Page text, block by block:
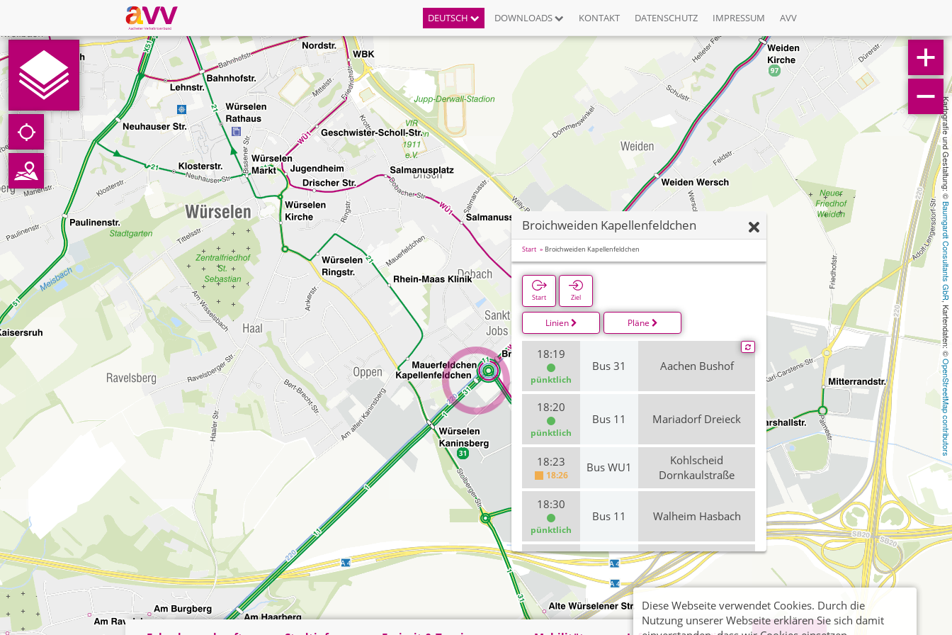
DEUTSCH DOWNLOADS KONTAKT DATENSCHUTZ IMPRESSUM AVV
Kartografie und Gestaltung: ©
Baumgardt Consultants GbR
, Kartendaten: ©
OpenStreetMap contributors
Broichweiden Kapellenfeldchen
Start Broichweiden Kapellenfeldchen
Start Ziel
Linien Pläne
18:19
pünktlich
Bus 31 Aachen Bushof
18:20
pünktlich
Bus 11 Mariadorf Dreieck
18:23
18:26
Bus WU1
Kohlscheid
Dornkaulstraße
18:30
pünktlich
Bus 11 Walheim Hasbach
18:50
18:54
Bus 11 Mariadorf Dreieck
19:00
Bus 11
Walheim Hasbach
Diese Webseite verwendet Cookies. Durch die
Nutzung unserer Webseite erklären Sie sich damit